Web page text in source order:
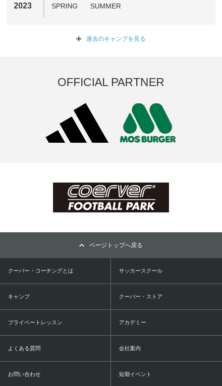
2023 SPRING SUMMER
過去のキャンプを 見る
OFFICIAL PARTNER
ページトップへ戻る
クーバー・コーチングとは サッカースクール
キャンプ クーバー・ストア
プライベートレッスン アカデミー
よくある質問 会社案内
お問い合わせ 短期イベント